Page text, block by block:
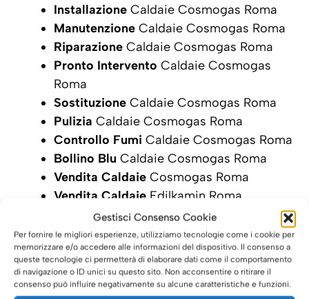
Gestisci Consenso Cookie
Per fornire le migliori esperienze, utilizziamo tecnologie come i cookie per
memorizzare e/o accedere alle informazioni del dispositivo. Il consenso a
queste tecnologie ci permetterà di elaborare dati come il comportamento
di navigazione o ID unici su questo sito. Non acconsentire o ritirare il
consenso può influire negativamente su alcune caratteristiche e funzioni.
Installazione Caldaie Cosmogas Roma
Manutenzione Caldaie Cosmogas Roma
Riparazione Caldaie Cosmogas Roma
Pronto Intervento Caldaie Cosmogas
Roma
Sostituzione Caldaie Cosmogas Roma
Pulizia Caldaie Cosmogas Roma
Controllo Fumi Caldaie Cosmogas Roma
Bollino Blu Caldaie Cosmogas Roma
Vendita Caldaie Cosmogas Roma
Vendita Caldaie Edilkamin Roma
SCRIVI ORA LA TUA RICHIESTA DI
INTERVENTO